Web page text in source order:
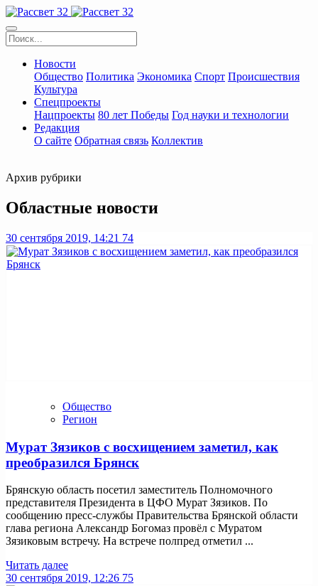
Новости
Общество Политика Экономика Спорт Происшествия
Культура
Спецпроекты
Нацпроекты 80 лет Победы Год науки и технологии
Редакция
О сайте Обратная связь Коллектив
Архив рубрики
Областные новости
30 сентября 2019, 14:21 74
Общество
Регион
Мурат Зязиков с восхищением заметил, как
преобразился Брянск
Брянскую область посетил заместитель Полномочного
представителя Президента в ЦФО Мурат Зязиков. По
сообщению пресс-службы Правительства Брянской области
глава региона Александр Богомаз провёл с Муратом
Зязиковым встречу. На встрече полпред отметил ...
Читать далее
30 сентября 2019, 12:26 75